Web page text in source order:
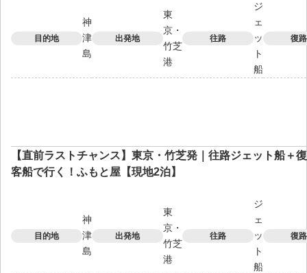
目的地
神
津
島
出発地
東
京・
竹芝
港
往路
ジ
ェ
ッ
ト
船
復路
【直前ラストチャンス】東京・竹芝発｜往路ジェット船＋
客船で行く！ふもと屋【現地2泊】
目的地
神
津
島
出発地
東
京・
竹芝
港
往路
ジ
ェ
ッ
ト
船
復路